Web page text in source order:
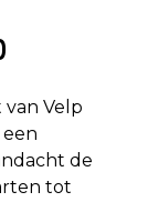
Velp
de
tot